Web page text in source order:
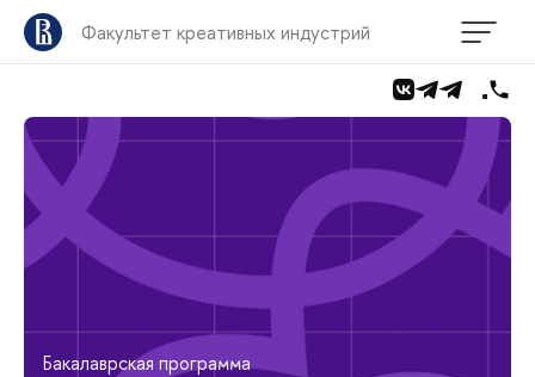
Факультет креативных индустрий
Бакалаврская программа